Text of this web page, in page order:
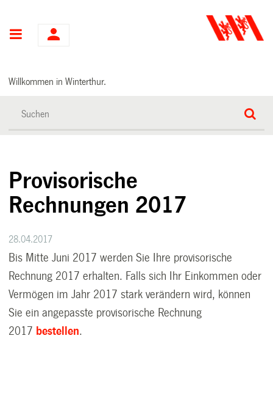
Hauptnavigation
Willkommen in Winterthur.
Provisorische
Rechnungen 2017
28.04.2017
Bis Mitte Juni 2017 werden Sie Ihre provisorische
Rechnung 2017 erhalten. Falls sich Ihr Einkommen oder
Vermögen im Jahr 2017 stark verändern wird, können
Sie ein angepasste provisorische Rechnung
2017 bestellen.